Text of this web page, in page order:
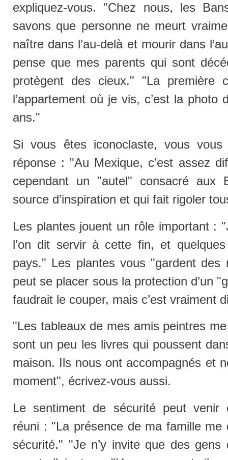
expliquez-vous. "Chez nous, les
savons que personne ne meurt
naître dans l’au-delà et mourir dans
pense que mes parents qui sont
protègent des cieux." "La première
l’appartement où je vis, c’est la
ans."
Si vous êtes iconoclaste, vous
réponse : "Au Mexique, c’est assez
cependant un "autel" consacré aux
source d’inspiration et qui fait rigoler
Les plantes jouent un rôle important :
l’on dit servir à cette fin, et
pays." Les plantes vous "gardent des
peut se placer sous la protection d’un
faudrait le couper, mais c’est vraiment
"Les tableaux de mes amis peintres
sont un peu les livres qui poussent
maison. Ils nous ont accompagnés et
moment", écrivez-vous aussi.
Le sentiment de sécurité peut venir
réuni : "La présence de ma famille me
sécurité." "Je n’y invite que des gens